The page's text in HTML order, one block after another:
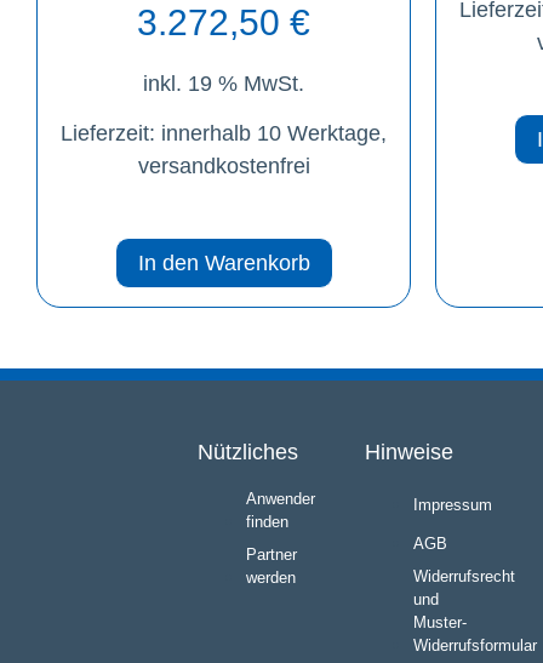
3.272,50 €
inkl. 19 % MwSt.
Lieferzeit: innerhalb 10 Werktage,
versandkostenfrei
In den Warenkorb
Nützliches
Anwender
finden
Partner
werden
Hinweise
Impressum
AGB
Widerrufsrecht
und
Muster-
Widerrufsformular